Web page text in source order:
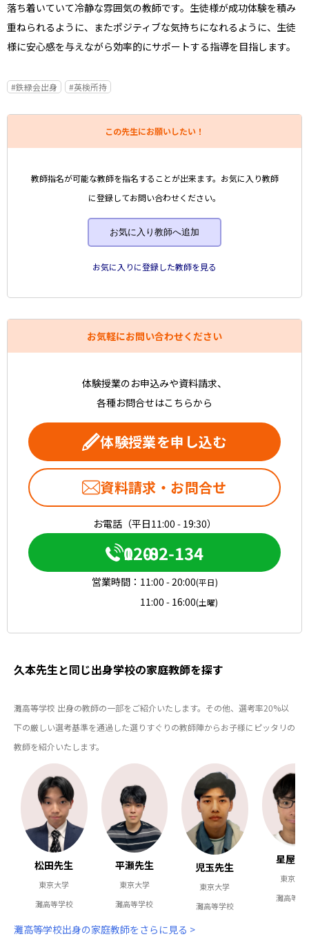
落ち着いていて冷静な雰囲気の教師です。生徒様が成功体験を積み
重ねられるように、またポジティブな気持ちになれるように、生徒
様に安心感を与えながら効率的にサポートする指導を目指します。
#鉄緑会出身 #英検所持
この先生にお願いしたい！
教師指名が可能な教師を指名することが出来ます。お気に入り教師
に登録してお問い合わせください。
お気に入り教師へ追加
お気に入りに登録した教師を見る
お気軽にお問い合わせください
体験授業のお申込みや資料請求、
各種お問合せはこちらから
体験授業を申し込む
資料請求・お問合せ
お電話（平日11:00 - 19:30）
0120-082-134
営業時間： 11:00 - 20:00(平日)
11:00 - 16:00(土曜)
久本先生と同じ出身学校の家庭教師を探す
灘高等学校 出身の教師の一部をご紹介いたします。その他、選考率20%以
下の厳しい選考基準を通過した選りすぐりの教師陣からお子様にピッタリの
教師を紹介いたします。
松田先生
東京大学
灘高等学校
平瀬先生
東京大学
灘高等学校
児玉先生
東京大学
灘高等学校
星屋先
東京大
灘高等学
灘高等学校出身の家庭教師をさらに見る >